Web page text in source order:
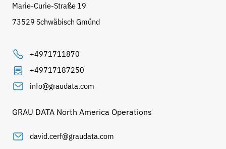
Marie-Curie-Straße 19
73529 Schwäbisch Gmünd
+4971711870
+49717187250
info@graudata.com
GRAU DATA North America Operations
david.cerf@graudata.com